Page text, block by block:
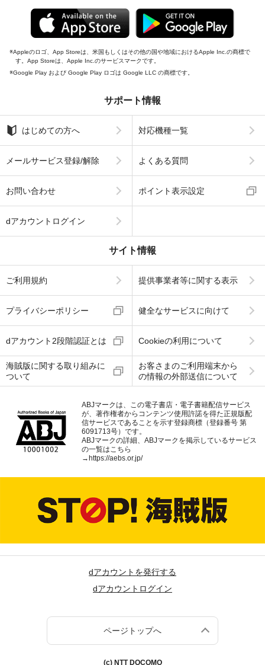
Appleのロゴ、App Storeは、米国もしくはその他の国や地域におけるApple Inc.の商標で
す。App Storeは、Apple Inc.のサービスマークです。
Google Play および Google Play ロゴは Google LLC の商標です。
サポート情報
はじめての方へ 対応機種一覧
メールサービス登録/解除 よくある質問
お問い合わせ ポイント表示設定
dアカウントログイン
サイト情報
ご利用規約 提供事業者等に関する表示
プライバシーポリシー 健全なサービスに向けて
dアカウント2段階認証とは Cookieの利用について
海賊版に関する取り組みに
ついて
お客さまのご利用端末から
の情報の外部送信について
ABJマークは、この電子書店・電子書籍配信サービス
が、著作権者からコンテンツ使用許諾を得た正規版配
信サービスであることを示す登録商標（登録番号 第
6091713号）です。
ABJマークの詳細、ABJマークを掲示しているサービス
の一覧はこちら
→https://aebs.or.jp/
dアカウントを発行する
dアカウントログイン
ページトップへ
(c) NTT DOCOMO